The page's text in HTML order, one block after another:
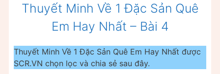
Thuyết Minh Về 1 Đặc Sản Quê
Em Hay Nhất – Bài 4
Thuyết Minh Về 1 Đặc Sản Quê Em Hay Nhất được
SCR.VN chọn lọc và chia sẻ sau đây.